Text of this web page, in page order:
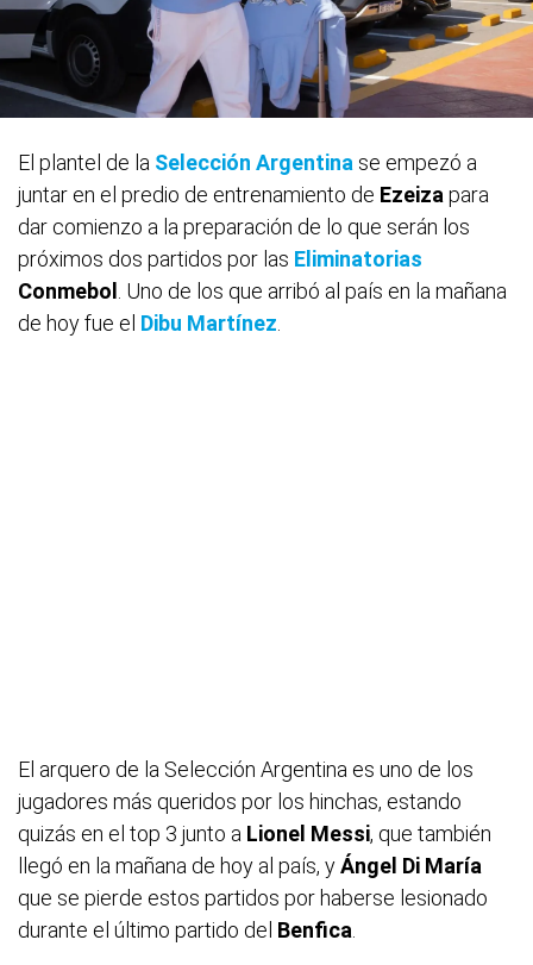
El plantel de la Selección Argentina se empezó a
juntar en el predio de entrenamiento de Ezeizapara
dar comienzo a la preparación de lo que serán los
próximos dos partidos por las Eliminatorias
Conmebol . Uno de los que arribó al país en la mañana
de hoy fue el Dibu Martínez.
El arquero de la Selección Argentina es uno de los
jugadores más queridos por los hinchas, estando
quizás en el top 3 junto a Lionel Messi, que también
llegó en la mañana de hoy al país, yÁngel Di María
que se pierde estos partidos por haberse lesionado
durante el último partido del Benfica.